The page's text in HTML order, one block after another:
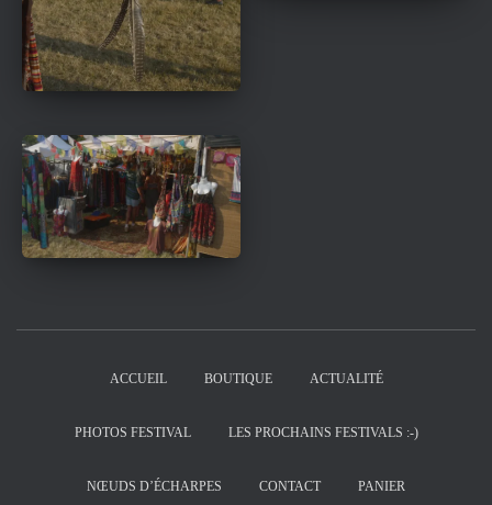
ACCUEIL BOUTIQUE ACTUALITÉ
PHOTOS FESTIVAL LES PROCHAINS FESTIVALS :-)
NŒUDS D’ÉCHARPES CONTACT PANIER